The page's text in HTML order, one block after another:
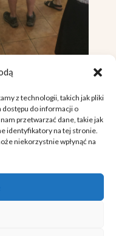
z technologii, takich jak pliki
dostępu do informacji o
przetwarzać dane, takie jak
identyfikatory na tej stronie.
niekorzystnie wpłynąć na
zastrzeżone.